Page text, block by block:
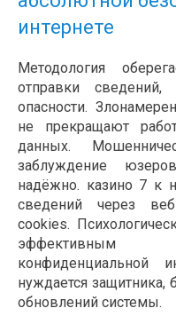
интернете
Методология
отправки
опасности.
не прекращают
данных.
заблуждение
надёжно. казино 7 к
сведений через
cookies.
эффективным
конфиденциальной
нуждается защитника,
обновлений системы.